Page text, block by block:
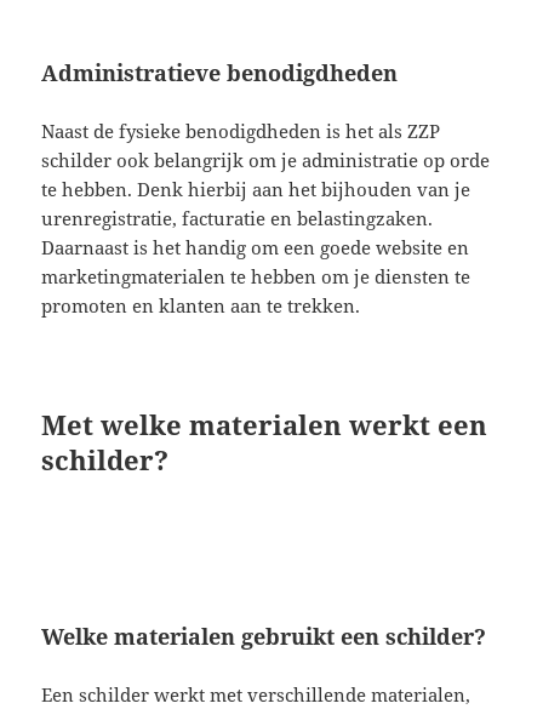
Administratieve benodigdheden
Naast de fysieke benodigdheden is het als ZZP
schilder ook belangrijk om je administratie op orde
te hebben. Denk hierbij aan het bijhouden van je
urenregistratie, facturatie en belastingzaken.
Daarnaast is het handig om een goede website en
marketingmaterialen te hebben om je diensten te
promoten en klanten aan te trekken.
Met welke materialen werkt een
schilder?
Welke materialen gebruikt een schilder?
Een schilder werkt met verschillende materialen,